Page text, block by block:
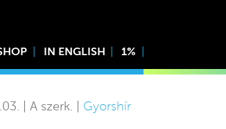
IN ENGLISH 1%
| A szerk. | Gyorshír